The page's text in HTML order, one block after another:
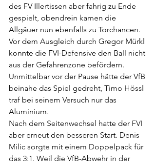
des FV Illertissen aber fahrig zu Ende
gespielt, obendrein kamen die
Allgäuer nun ebenfalls zu Torchancen.
Vor dem Ausgleich durch Gregor Mürkl
konnte die FVI-Defensive den Ball nicht
aus der Gefahrenzone befördern.
Unmittelbar vor der Pause hätte der VfB
beinahe das Spiel gedreht, Timo Hössl
traf bei seinem Versuch nur das
Aluminium.
Nach dem Seitenwechsel hatte der FVI
aber erneut den besseren Start. Denis
Milic sorgte mit einem Doppelpack für
das 3:1. Weil die VfB-Abwehr in der